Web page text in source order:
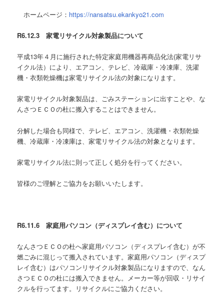
ホームページ： https://nansatsu.ekankyo21.com
R6.12.3 家電リサイクル対象製品について
平成13年４月に施行された特定家庭用機器再商品化法(家電リサ
イクル法）により、エアコン、テレビ、冷蔵庫・冷凍庫、洗濯
機・衣類乾燥機は家電リサイクル法の対象になります。
家電リサイクル対象製品は、ごみステーションに出すことや、な
んさつＥＣＯの杜に搬入することはできません。
分解した場合も同様で、テレビ、エアコン、洗濯機・衣類乾燥
機、冷蔵庫・冷凍庫は、家電リサイクル法の対象となります。
家電リサイクル法に則って正しく処分を行ってください。
皆様のご理解とご協力をお願いいたします。
R6.11.6 家庭用パソコン（ディスプレイ含む）について
なんさつＥＣＯの杜へ家庭用パソコン（ディスプレイ含む）が不
燃ごみに混じって搬入されています。家庭用パソコン（ディスプ
レイ含む）はパソコンリサイクル対象製品になりますので、なん
さつＥＣＯの杜には搬入できません。メーカー等が回収・リサイ
クルを行ってます。リサイクルにご協力ください。